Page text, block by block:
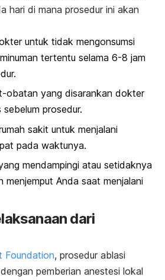
hari di mana prosedur ini akan
untuk tidak mengonsumsi
tertentu selama 6-8 jam
obatan yang disarankan dokter
prosedur.
sakit untuk menjalani
pada waktunya.
mendampingi atau setidaknya
menjemput Anda saat menjalani
dari
Foundation, prosedur ablasi
pemberian anestesi lokal